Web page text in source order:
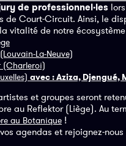
de professionnel·les
de Court-Circuit. Ainsi, le
vitalité de notre
La-Neuve)
(Charleroi)
avec : Aziza, Djengué,
et groupes seront
au Reflektor (Liège). Au
au Botanique !
agendas et rejoignez-nous